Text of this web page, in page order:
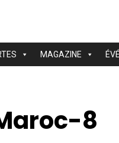
MAGAZINE
8